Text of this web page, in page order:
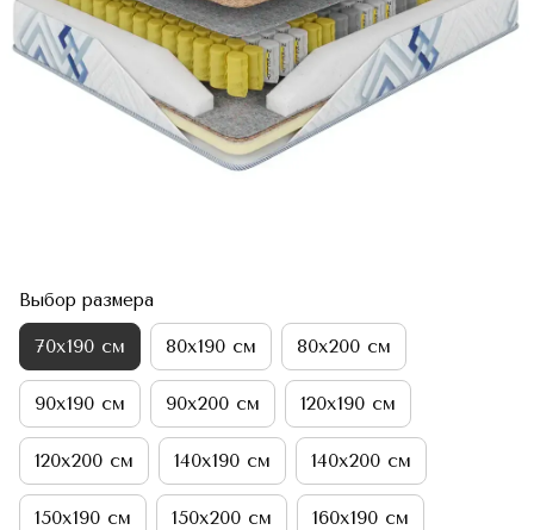
Выбор размера
70х190 см 80х190 см 80х200 см
90х190 см 90х200 см 120х190 см
120х200 см 140х190 см 140х200 см
150х190 см 150х200 см 160х190 см